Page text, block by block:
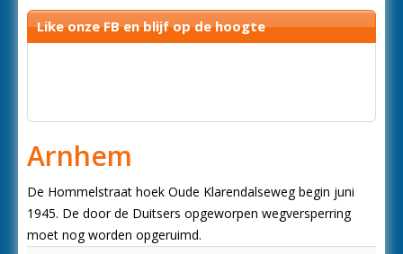
Like onze FB en blijf op de hoogte
Arnhem
De Hommelstraat hoek Oude Klarendalseweg begin juni
1945. De door de Duitsers opgeworpen wegversperring
moet nog worden opgeruimd.